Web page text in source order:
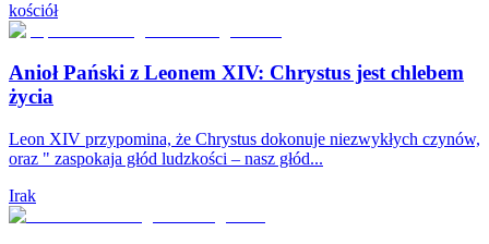
kościół
Anioł Pański z Leonem XIV: Chrystus jest chlebem
życia
Leon XIV przypomina, że Chrystus dokonuje niezwykłych czynów,
oraz " zaspokaja głód ludzkości – nasz głód...
Irak